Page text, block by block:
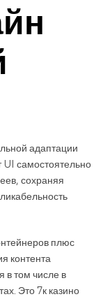
адаптации
UI самостоятельно
сохраняя
плюс
контента
в том числе в
Это 7к казино